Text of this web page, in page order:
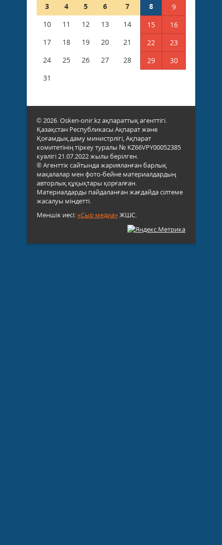
3
4 5 6 7 8
9
10
11 12 13 14 15
16
17
18 19 20 21 22
23
24
25 26 27 28 29
30
31
© 2026. Osken-onir.kz ақпараттық агенттігі.
Қазақстан Республикасы Ақпарат және
Қоғамдық даму министрлігі, Ақпарат
комитетінің тіркеу туралы № KZ66VPY00052385
куәлігі 21.07.2022 жылы берілген.
® Агенттік сайтында жарияланған барлық
мақалалар мен фото-бейне материалдардың
авторлық құқықтары қорғалған.
Материалдарды пайдаланған жағдайда сілтеме
жасалуы міндетті.
Меншік иесі:«Сыр медиа»ЖШС.